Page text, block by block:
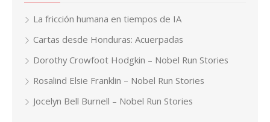
La fricción humana en tiempos de IA
Cartas desde Honduras: Acuerpadas
Dorothy Crowfoot Hodgkin – Nobel Run Stories
Rosalind Elsie Franklin – Nobel Run Stories
Jocelyn Bell Burnell – Nobel Run Stories